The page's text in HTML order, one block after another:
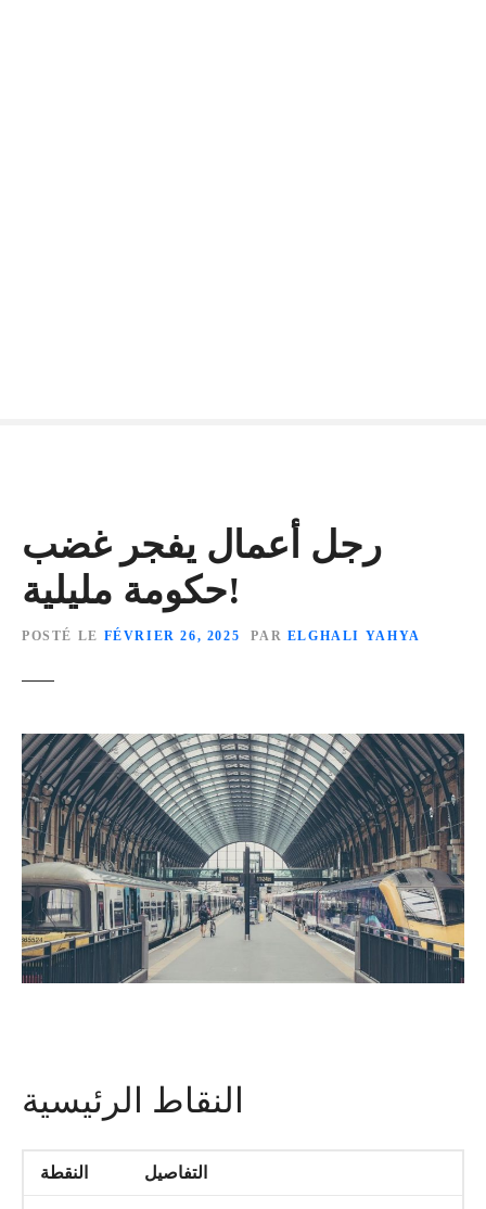
رجل أعمال يفجر غضب
حكومة مليلية!
POSTÉ LE FÉVRIER 26, 2025 PAR ELGHALI YAHYA
النقاط الرئيسية
النقطة التفاصيل